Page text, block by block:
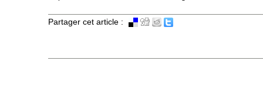
Partager cet article :